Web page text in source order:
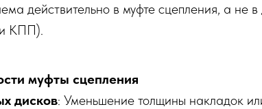
действительно в муфте сцепления, а не в
КПП).
муфты сцепления
дисков: Уменьшение толщины накладок